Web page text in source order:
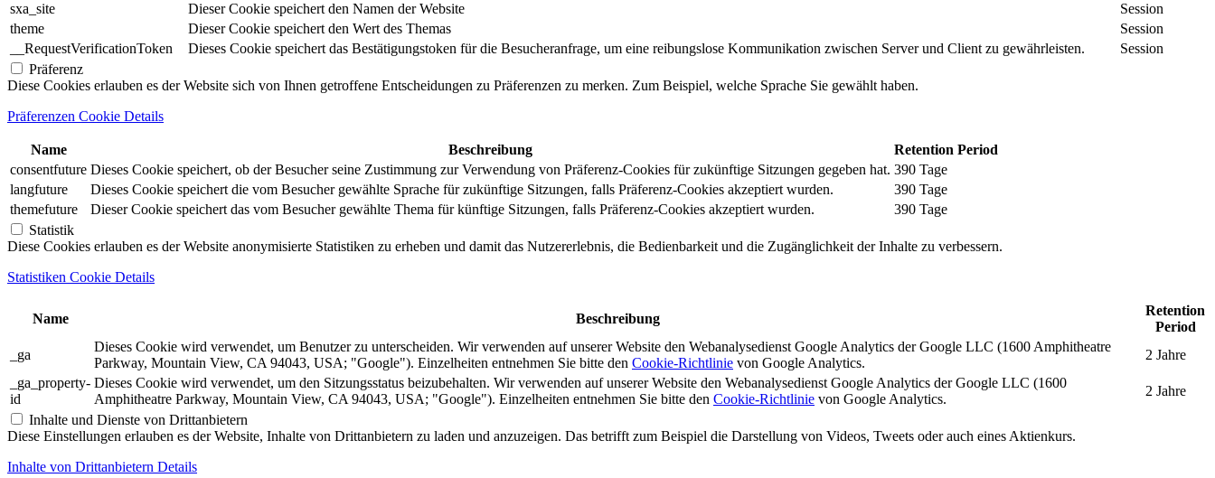
sxa_site
Dieser Cookie speichert den Namen der Website
Session
theme
Dieser Cookie speichert den Wert des Themas
Session
__RequestVerificationToken
Dieses Cookie speichert das Bestätigungstoken für die Besucheranfrage, um eine reibungslose Kommunikation zwischen Server und Client zu gewährleisten.
Session
Präferenz
Diese Cookies erlauben es der Website sich von Ihnen getroffene Entscheidungen zu Präferenzen zu merken. Zum Beispiel, welche Sprache Sie gewählt haben.
Präferenzen Cookie Details
Name Beschreibung
Retention Period
consentfuture Dieses Cookie speichert, ob der Besucher seine Zustimmung zur Verwendung von Präferenz-Cookies für zukünftige Sitzungen gegeben hat. 390 Tage
langfuture
Dieses Cookie speichert die vom Besucher gewählte Sprache für zukünftige Sitzungen, falls Präferenz-Cookies akzeptiert wurden.
390 Tage
themefuture
Dieser Cookie speichert das vom Besucher gewählte Thema für künftige Sitzungen, falls Präferenz-Cookies akzeptiert wurden.
390 Tage
Statistik
Diese Cookies erlauben es der Website anonymisierte Statistiken zu erheben und damit das Nutzererlebnis, die Bedienbarkeit und die Zugänglichkeit der Inhalte zu verbessern.
Statistiken Cookie Details
Name Beschreibung
Retention
Period
_ga
Dieses Cookie wird verwendet, um Benutzer zu unterscheiden. Wir verwenden auf unserer Website den Webanalysedienst Google Analytics der Google LLC (1600 Amphitheatre
Parkway, Mountain View, CA 94043, USA; "Google"). Einzelheiten entnehmen Sie bitte den Cookie-Richtlinie von Google Analytics.
2 Jahre
_ga_property-
id
Dieses Cookie wird verwendet, um den Sitzungsstatus beizubehalten. Wir verwenden auf unserer Website den Webanalysedienst Google Analytics der Google LLC (1600
Amphitheatre Parkway, Mountain View, CA 94043, USA; "Google"). Einzelheiten entnehmen Sie bitte den Cookie-Richtlinie von Google Analytics.
2 Jahre
Inhalte und Dienste von Drittanbietern
Diese Einstellungen erlauben es der Website, Inhalte von Drittanbietern zu laden und anzuzeigen. Das betrifft zum Beispiel die Darstellung von Videos, Tweets oder auch eines Aktienkurs.
Inhalte von Drittanbietern Details